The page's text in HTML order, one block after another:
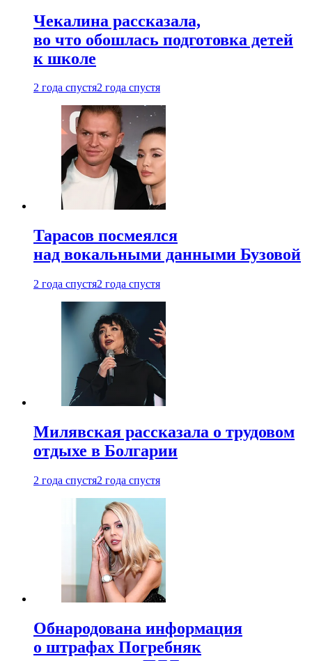
Чекалина рассказала,
во что обошлась подготовка детей
к школе
2 года спустя2 года спустя
Тарасов посмеялся
над вокальными данными Бузовой
2 года спустя2 года спустя
Милявская рассказала о трудовом
отдыхе в Болгарии
2 года спустя2 года спустя
Обнародована информация
о штрафах Погребняк